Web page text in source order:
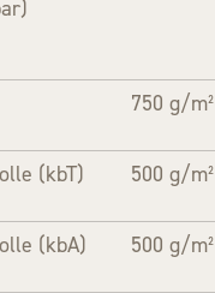
750 g/m²
(kbT) 500 g/m²
(kbA) 500 g/m²